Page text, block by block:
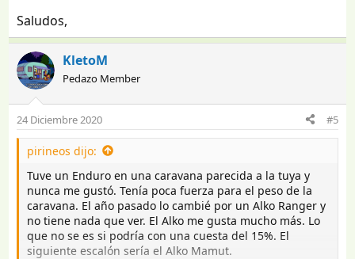
Saludos,
KletoM
Pedazo Member
24 Diciembre 2020 #5
pirineos dijo:
Tuve un Enduro en una caravana parecida a la tuya y
nunca me gustó. Tenía poca fuerza para el peso de la
caravana. El año pasado lo cambié por un Alko Ranger y
no tiene nada que ver. El Alko me gusta mucho más. Lo
que no se es si podría con una cuesta del 15%. El
siguiente escalón sería el Alko Mamut.